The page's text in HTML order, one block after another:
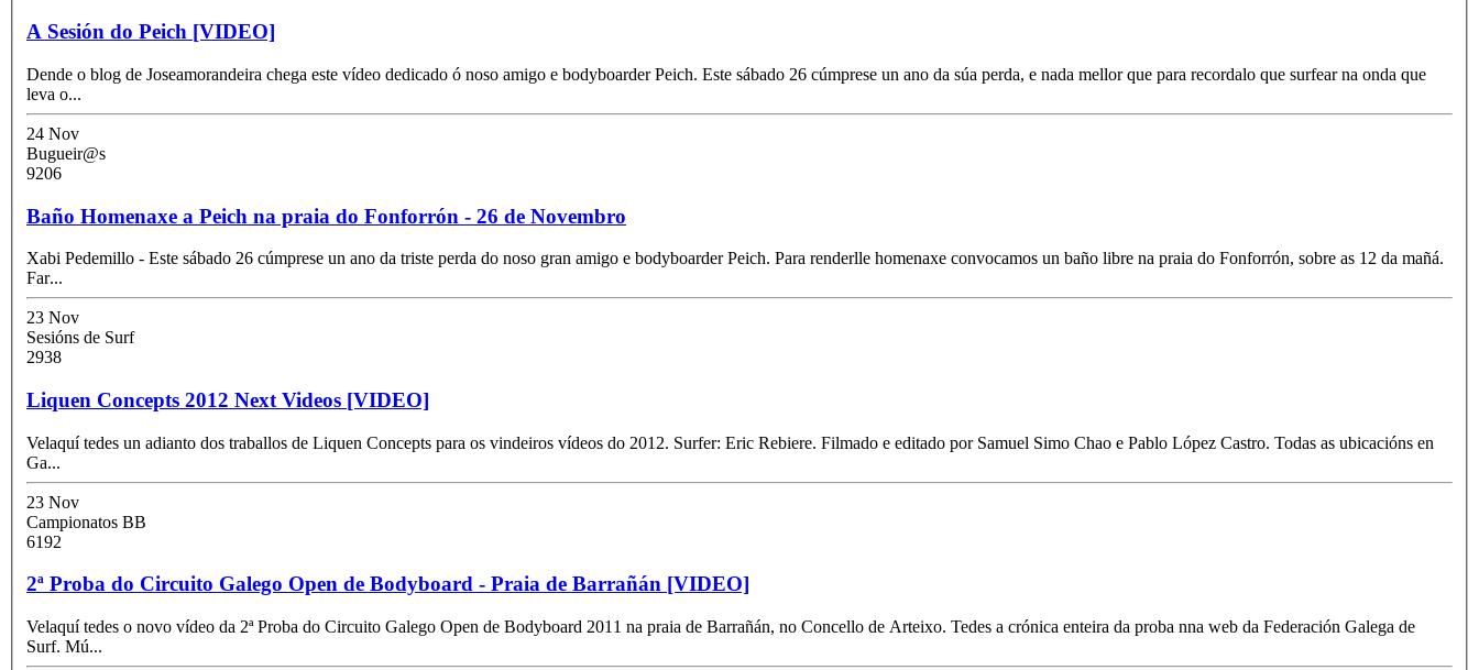
A Sesión do Peich [VIDEO]
Dende o blog de Joseamorandeira chega este vídeo dedicado ó noso amigo e bodyboarder Peich. Este sábado 26 cúmprese un ano da súa perda, e nada mellor que para recordalo que surfear na onda que
leva o...
24 Nov
Bugueir@s
9206
Baño Homenaxe a Peich na praia do Fonforrón - 26 de Novembro
Xabi Pedemillo - Este sábado 26 cúmprese un ano da triste perda do noso gran amigo e bodyboarder Peich. Para renderlle homenaxe convocamos un baño libre na praia do Fonforrón, sobre as 12 da mañá.
Far...
23 Nov
Sesións de Surf
2938
Liquen Concepts 2012 Next Videos [VIDEO]
Velaquí tedes un adianto dos traballos de Liquen Concepts para os vindeiros vídeos do 2012. Surfer: Eric Rebiere. Filmado e editado por Samuel Simo Chao e Pablo López Castro. Todas as ubicacións en
Ga...
23 Nov
Campionatos BB
6192
2ª Proba do Circuito Galego Open de Bodyboard - Praia de Barrañán [VIDEO]
Velaquí tedes o novo vídeo da 2ª Proba do Circuito Galego Open de Bodyboard 2011 na praia de Barrañán, no Concello de Arteixo. Tedes a crónica enteira da proba nna web da Federación Galega de
Surf. Mú...